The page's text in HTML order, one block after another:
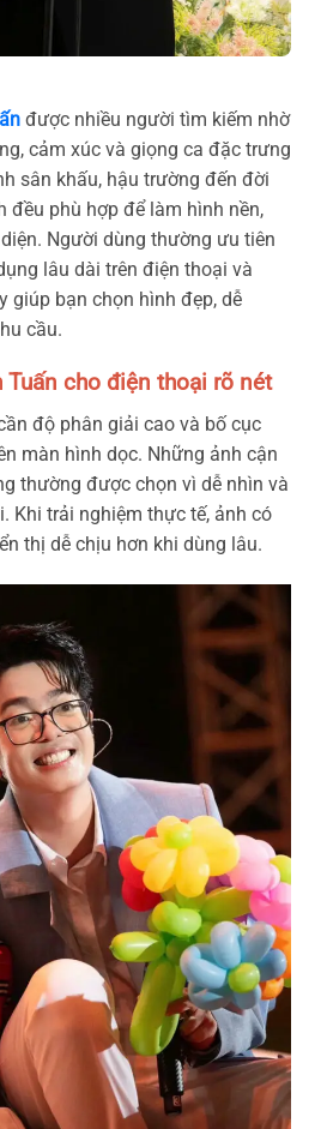
được nhiều người tìm kiếm nhờ
cảm xúc và giọng ca đặc trưng
sân khấu, hậu trường đến đời
đều phù hợp để làm hình nền,
Người dùng thường ưu tiên
lâu dài trên điện thoại và
giúp bạn chọn hình đẹp, dễ
cầu.
Tuấn cho điện thoại rõ nét
độ phân giải cao và bố cục
màn hình dọc. Những ảnh cận
thường được chọn vì dễ nhìn và
Khi trải nghiệm thực tế, ảnh có
thị dễ chịu hơn khi dùng lâu.